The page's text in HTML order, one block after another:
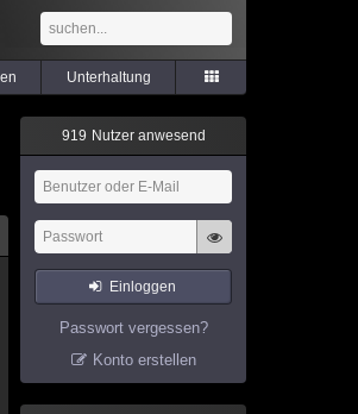
Unterhaltung
919 Nutzer anwesend
Einloggen
Passwort vergessen?
Konto erstellen